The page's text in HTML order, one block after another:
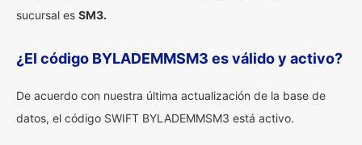
sucursal es SM3.
¿El código BYLADEMMSM3 es válido y activo?
De acuerdo con nuestra última actualización de la base de
datos, el código SWIFT BYLADEMMSM3 está activo.